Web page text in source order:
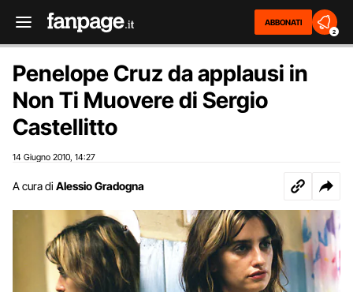
ABBONATI
2
Penelope Cruz da applausi in
Non Ti Muovere di Sergio
Castellitto
14 Giugno 2010 14:27
A cura di Alessio Gradogna